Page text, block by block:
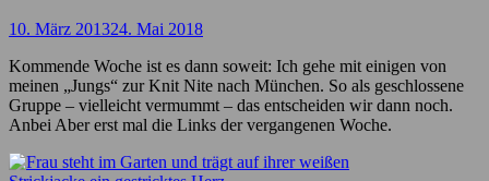
10. März 201324. Mai 2018
Kommende Woche ist es dann soweit: Ich gehe mit einigen von
meinen „Jungs“ zur Knit Nite nach München. So als geschlossene
Gruppe – vielleicht vermummt – das entscheiden wir dann noch.
Anbei Aber erst mal die Links der vergangenen Woche.